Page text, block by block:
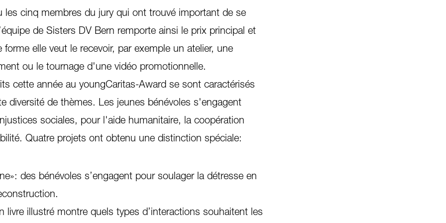
les cinq membres du jury qui ont trouvé important de se
de Sisters DV Bern remporte ainsi le prix principal et
elle veut le recevoir, par exemple un atelier, une
ou le tournage d'une vidéo promotionnelle.
cette année au youngCaritas-Award se sont caractérisés
diversité de thèmes. Les jeunes bénévoles s'engagent
sociales, pour l'aide humanitaire, la coopération
Quatre projets ont obtenu une distinction spéciale:
des bénévoles s’engagent pour soulager la détresse en
livre illustré montre quels types d’interactions souhaitent les